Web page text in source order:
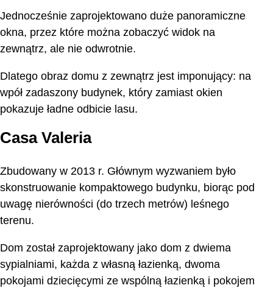
Jednocześnie zaprojektowano duże panoramiczne
okna, przez które można zobaczyć widok na
zewnątrz, ale nie odwrotnie.
Dlatego obraz domu z zewnątrz jest imponujący: na
wpół zadaszony budynek, który zamiast okien
pokazuje ładne odbicie lasu.
Casa Valeria
Zbudowany w 2013 r. Głównym wyzwaniem było
skonstruowanie kompaktowego budynku, biorąc pod
uwagę nierówności (do trzech metrów) leśnego
terenu.
Dom został zaprojektowany jako dom z dwiema
sypialniami, każda z własną łazienką, dwoma
pokojami dziecięcymi ze wspólną łazienką i pokojem